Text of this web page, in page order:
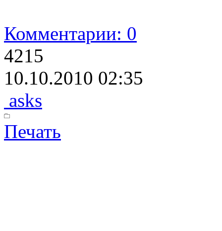
Комментарии: 0
4215
10.10.2010 02:35
asks
Печать